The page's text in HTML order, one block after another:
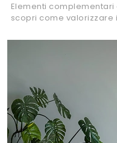
Elementi
scopri come valorizzare